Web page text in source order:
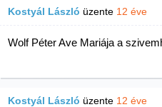
Kostyál László üzente 12 éve
Wolf Péter Ave Mariája a
Kostyál László üzente 12 éve